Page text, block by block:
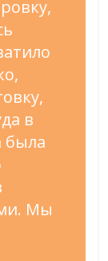
в
была
Мы